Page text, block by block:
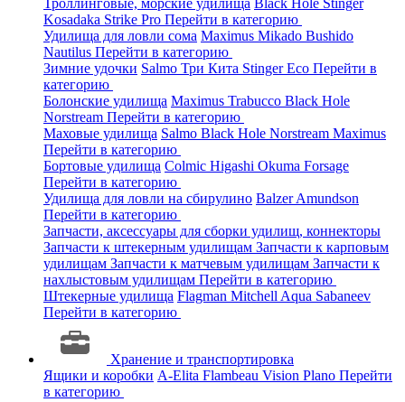
Троллинговые, морские удилища Black Hole Stinger
Kosadaka Strike Pro Перейти в категорию
Удилища для ловли сома Maximus Mikado Bushido
Nautilus Перейти в категорию
Зимние удочки Salmo Три Кита StingerEco Перейти в
категорию
Болонские удилища Maximus Trabucco Black Hole
Norstream Перейти в категорию
Маховые удилища Salmo Black Hole Norstream Maximus
Перейти в категорию
Бортовые удилища Colmic Higashi Okuma Forsage
Перейти в категорию
Удилища для ловли на сбирулино BalzerAmundson
Перейти в категорию
Запчасти, аксессуары для сборки удилищ, коннекторы
Запчасти к штекерным удилищам Запчасти к карповым
удилищам Запчасти к матчевым удилищам Запчасти к
нахлыстовым удилищам Перейти в категорию
Штекерные удилища Flagman Mitchell Aqua Sabaneev
Перейти в категорию
Хранение и транспортировка
Ящики и коробки A-Elita Flambeau Vision Plano Перейти
в категорию